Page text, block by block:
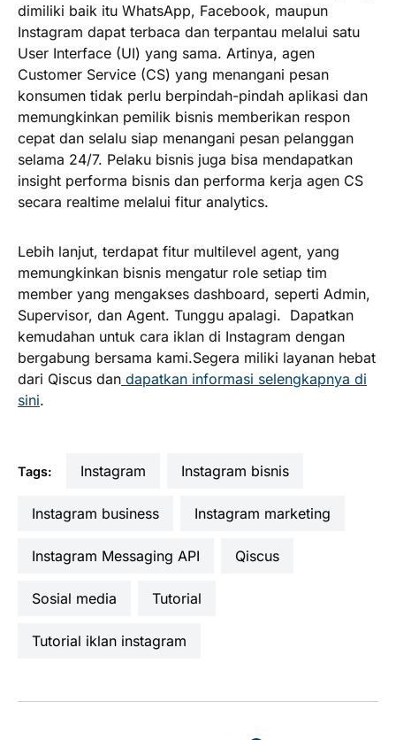
dimiliki baik itu WhatsApp, Facebook, maupun
Instagram dapat terbaca dan terpantau melalui satu
User Interface (UI) yang sama. Artinya, agen
Customer Service (CS) yang menangani pesan
konsumen tidak perlu berpindah-pindah aplikasi dan
memungkinkan pemilik bisnis memberikan respon
cepat dan selalu siap menangani pesan pelanggan
selama 24/7. Pelaku bisnis juga bisa mendapatkan
insight performa bisnis dan performa kerja agen CS
secara realtime melalui fitur analytics.
Lebih lanjut, terdapat fitur multilevel agent, yang
memungkinkan bisnis mengatur role setiap tim
member yang mengakses dashboard, seperti Admin,
Supervisor, dan Agent. Tunggu apalagi. Dapatkan
kemudahan untuk cara iklan di Instagram dengan
bergabung bersama kami.Segera miliki layanan hebat
dari Qiscus dan dapatkan informasi selengkapnya di
sini.
Tags: Instagram instagram bisnis
Instagram business Instagram marketing
Instagram Messaging API Qiscus
sosial media Tutorial
tutorial iklan instagram